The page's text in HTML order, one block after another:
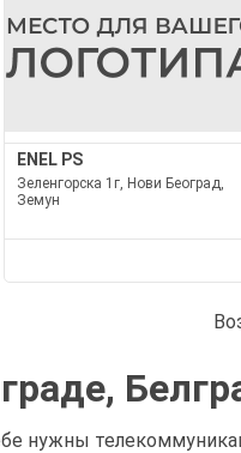
ENEL PS
Зеленгорска 1г, Нови Београд,
Земун
нужны